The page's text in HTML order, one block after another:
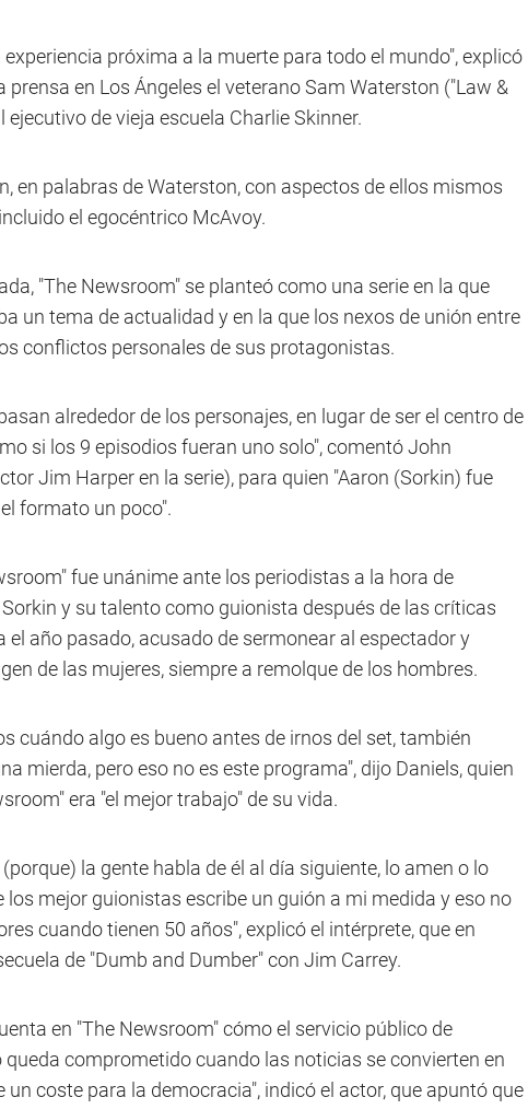
próxima a la muerte para todo el mundo", explicó
prensa en Los Ángeles el veterano Sam Waterston ("Law &
ejecutivo de vieja escuela Charlie Skinner.
en palabras de Waterston, con aspectos de ellos mismos
el egocéntrico McAvoy.
"The Newsroom" se planteó como una serie en la que
un tema de actualidad y en la que los nexos de unión entre
conflictos personales de sus protagonistas.
alrededor de los personajes, en lugar de ser el centro de
si los 9 episodios fueran uno solo", comentó John
Jim Harper en la serie), para quien "Aaron (Sorkin) fue
formato un poco".
fue unánime ante los periodistas a la hora de
y su talento como guionista después de las críticas
el año pasado, acusado de sermonear al espectador y
de las mujeres, siempre a remolque de los hombres.
cuándo algo es bueno antes de irnos del set, también
mierda, pero eso no es este programa", dijo Daniels, quien
era "el mejor trabajo" de su vida.
la gente habla de él al día siguiente, lo amen o lo
los mejor guionistas escribe un guión a mi medida y eso no
cuando tienen 50 años", explicó el intérprete, que en
de "Dumb and Dumber" con Jim Carrey.
en "The Newsroom" cómo el servicio público de
comprometido cuando las noticias se convierten en
un coste para la democracia", indicó el actor, que apuntó que